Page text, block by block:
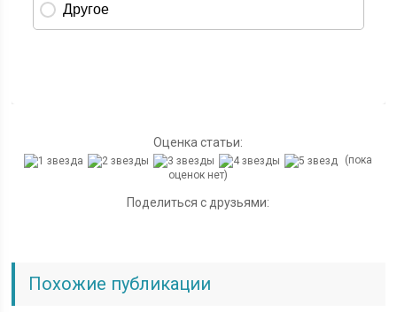
Оценка статьи:
(пока
оценок нет)
Поделиться с друзьями:
Похожие публикации